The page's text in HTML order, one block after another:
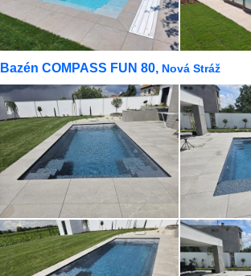
Bazén COMPASS FUN 80, Nová Stráž